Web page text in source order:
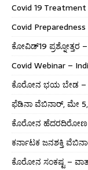
Covid 19 Treatment
Covid
ಕೋವಿಡ್19 ಪ್ರಶ್ನೋತ್ತರ
Covid Webinar –
ಕೊರೋನ ಭಯ ಬೇಡ –
ಫೆಡಿನಾ ವೆಬಿನಾರ್, ಮೇ 5,
ಕೊರೋನ ಹೆದರದಿರೋಣ
ಕರ್ನಾಟಕ ಜನಶಕ್ತಿ
ಕೊರೋನ ಸಂಕಷ್ಟ –